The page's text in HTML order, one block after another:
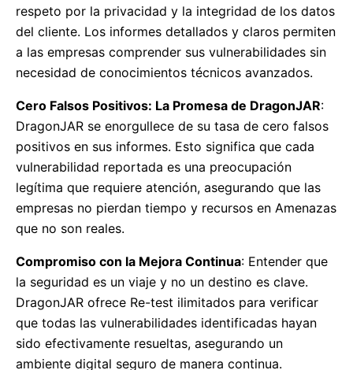
respeto por la privacidad y la integridad de los datos
del cliente. Los informes detallados y claros permiten
a las empresas comprender sus vulnerabilidades sin
necesidad de conocimientos técnicos avanzados.
Cero Falsos Positivos: La Promesa de DragonJAR:
DragonJAR se enorgullece de su tasa de cero falsos
positivos en sus informes. Esto significa que cada
vulnerabilidad reportada es una preocupación
legítima que requiere atención, asegurando que las
empresas no pierdan tiempo y recursos en Amenazas
que no son reales.
Compromiso con la Mejora Continua: Entender que
la seguridad es un viaje y no un destino es clave.
DragonJAR ofrece Re-test ilimitados para verificar
que todas las vulnerabilidades identificadas hayan
sido efectivamente resueltas, asegurando un
ambiente digital seguro de manera continua.